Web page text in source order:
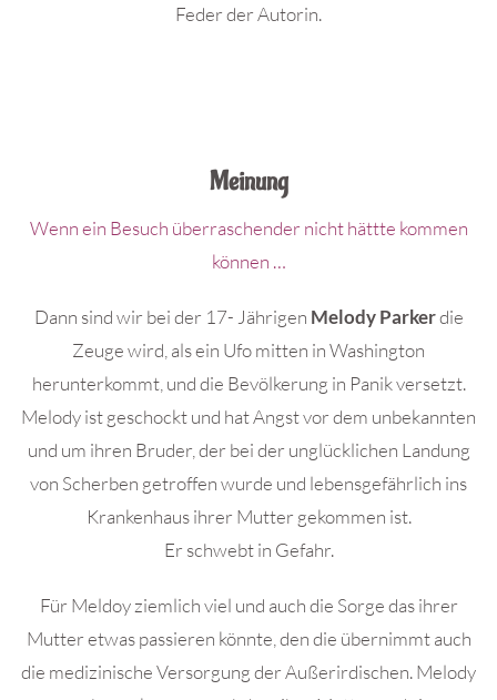
Feder der Autorin.
Meinung
Wenn ein Besuch überraschender nicht hättte kommen
können …
Dann sind wir bei der 17- Jährigen Melody Parkerdie
Zeuge wird, als ein Ufo mitten in Washington
herunterkommt, und die Bevölkerung in Panik versetzt.
Melody ist geschockt und hat Angst vor dem unbekannten
und um ihren Bruder, der bei der unglücklichen Landung
von Scherben getroffen wurde und lebensgefährlich ins
Krankenhaus ihrer Mutter gekommen ist.
Er schwebt in Gefahr.
Für Meldoy ziemlich viel und auch die Sorge das ihrer
Mutter etwas passieren könnte, den die übernimmt auch
die medizinische Versorgung der Außerirdischen. Melody